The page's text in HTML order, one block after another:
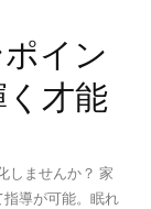
イン
く才能
しませんか？ 家
導が可能。眠れ